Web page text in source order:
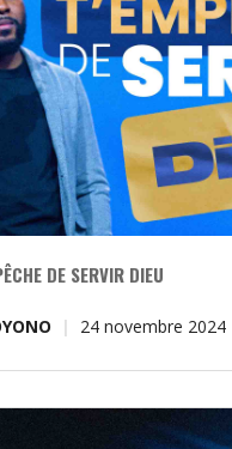
DE SERVIR DIEU
24 novembre 2024